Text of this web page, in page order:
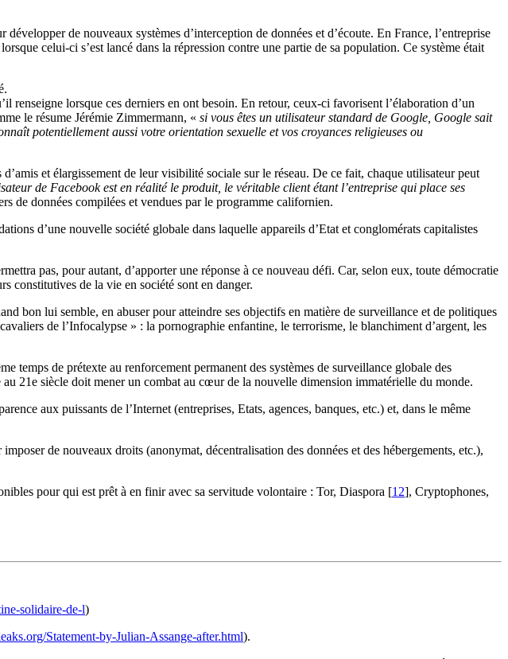
développer de nouveaux systèmes d’interception de données et d’écoute. En France, l’entreprise
celui-ci s’est lancé dans la répression contre une partie de sa population. Ce système était
renseigne lorsque ces derniers en ont besoin. En retour, ceux-ci favorisent l’élaboration d’un
le résume Jérémie Zimmermann, « si vous êtes un utilisateur standard de Google, Google sait
potentiellement aussi votre orientation sexuelle et vos croyances religieuses ou
et élargissement de leur visibilité sociale sur le réseau. De ce fait, chaque utilisateur peut
de Facebook est en réalité le produit, le véritable client étant l’entreprise qui place ses
de données compilées et vendues par le programme californien.
d’une nouvelle société globale dans laquelle appareils d’Etat et conglomérats capitalistes
pas, pour autant, d’apporter une réponse à ce nouveau défi. Car, selon eux, toute démocratie
constitutives de la vie en société sont en danger.
bon lui semble, en abuser pour atteindre ses objectifs en matière de surveillance et de politiques
de l’Infocalypse » : la pornographie enfantine, le terrorisme, le blanchiment d’argent, les
temps de prétexte au renforcement permanent des systèmes de surveillance globale des
21e siècle doit mener un combat au cœur de la nouvelle dimension immatérielle du monde.
aux puissants de l’Internet (entreprises, Etats, agences, banques, etc.) et, dans le même
de nouveaux droits (anonymat, décentralisation des données et des hébergements, etc.),
pour qui est prêt à en finir avec sa servitude volontaire : Tor, Diaspora [12], Cryptophones,
solidaire-de-l)
Statement-by-Julian-Assange-after.html).